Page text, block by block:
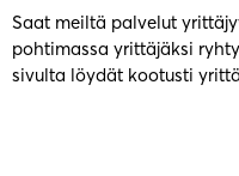
Saat meiltä palvelut
pohtimassa yrittäjäksi
sivulta löydät kootusti